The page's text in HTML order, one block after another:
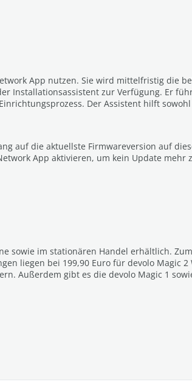
App nutzen. Sie wird mittelfristig die
Installationsassistent zur Verfügung. Er
Der Assistent hilft
auf die aktuellste Firmwareversion auf
App aktivieren, um kein Update mehr
sowie im stationären Handel erhältlich.
liegen bei 199,90 Euro für devolo Magic 2
Außerdem gibt es die devolo Magic 1